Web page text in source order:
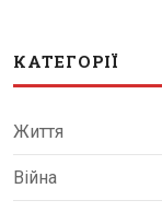
КАТЕГОРІЇ
Життя
Війна